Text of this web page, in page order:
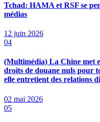
Tchad: HAMA et RSF se
médias
12 juin 2026
04
(Multimédia) La Chine met
droits de douane nuls pour
elle entretient des relations
02 mai 2026
05